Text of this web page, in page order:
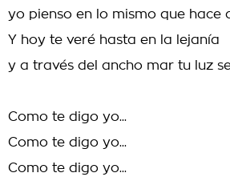
yo pienso en lo mismo que hace
Y hoy te veré hasta en la lejanía
y a través del ancho mar tu luz
Como te digo yo...
Como te digo yo...
Como te digo yo...